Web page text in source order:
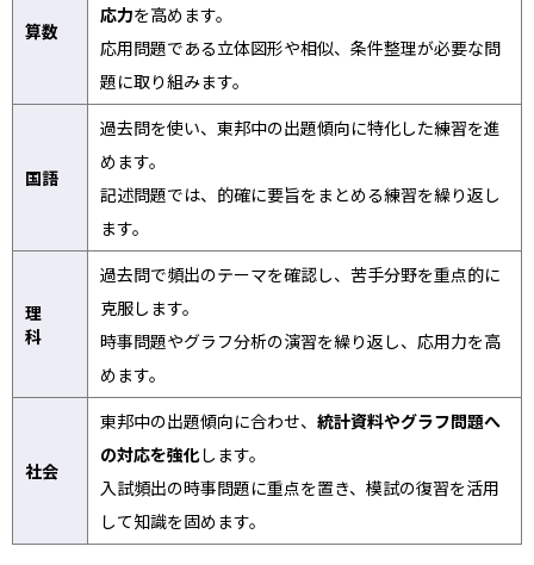
算数
応力を高めます。
応用問題である立体図形や相似、条件整理が必要な問
題に取り組みます。
国語
過去問を使い、東邦中の出題傾向に特化した練習を進
めます。
記述問題では、的確に要旨をまとめる練習を繰り返し
ます。
理
科
過去問で頻出のテーマを確認し、苦手分野を重点的に
克服します。
時事問題やグラフ分析の演習を繰り返し、応用力を高
めます。
社会
東邦中の出題傾向に合わせ、 統計資料やグラフ問題へ
の対応を強化します。
入試頻出の時事問題に重点を置き、模試の復習を活用
して知識を固めます。